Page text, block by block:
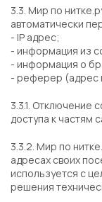
3.3. Мир по
автоматически
- IP адрес;
- информация из
- информация о
- реферер (адрес
3.3.1. Отключение
доступа к частям
3.3.2. Мир по
адресах своих
используется с
решения